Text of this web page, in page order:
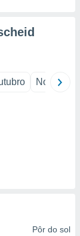
Novembro
Pôr do sol